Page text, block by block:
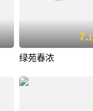
7.1
绿苑春浓